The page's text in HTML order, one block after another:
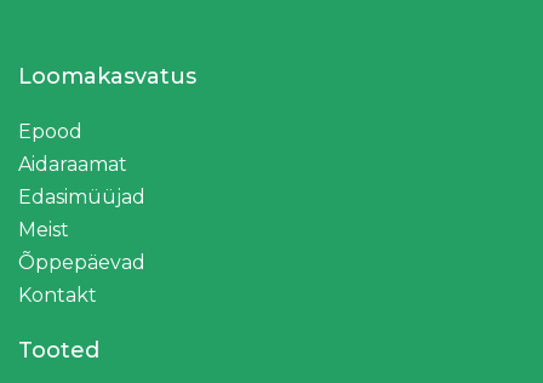
Loomakasvatus
Epood
Aidaraamat
Edasimüüjad
Meist
Õppepäevad
Kontakt
Tooted